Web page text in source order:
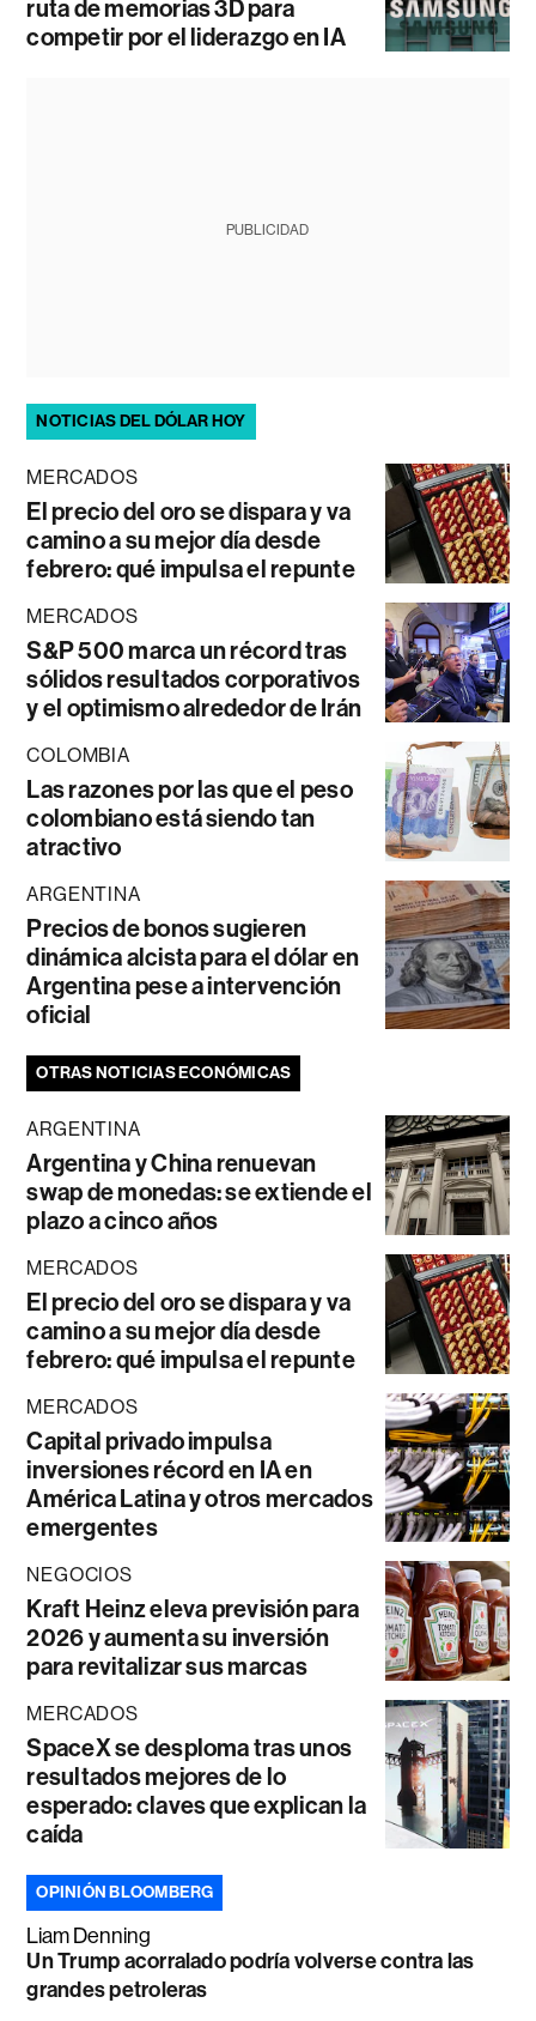
ruta de memorias 3D para
competir por el liderazgo en IA
PUBLICIDAD
NOTICIAS DEL DÓLAR HOY
MERCADOS
El precio del oro se dispara y va
camino a su mejor día desde
febrero: qué impulsa el repunte
MERCADOS
S&P 500 marca un récord tras
sólidos resultados corporativos
y el optimismo alrededor de Irán
COLOMBIA
Las razones por las que el peso
colombiano está siendo tan
atractivo
ARGENTINA
Precios de bonos sugieren
dinámica alcista para el dólar en
Argentina pese a intervención
oficial
OTRAS NOTICIAS ECONÓMICAS
ARGENTINA
Argentina y China renuevan
swap de monedas: se extiende el
plazo a cinco años
MERCADOS
El precio del oro se dispara y va
camino a su mejor día desde
febrero: qué impulsa el repunte
MERCADOS
Capital privado impulsa
inversiones récord en IA en
América Latina y otros mercados
emergentes
NEGOCIOS
Kraft Heinz eleva previsión para
2026 y aumenta su inversión
para revitalizar sus marcas
MERCADOS
SpaceX se desploma tras unos
resultados mejores de lo
esperado: claves que explican la
caída
OPINIÓN BLOOMBERG
Liam Denning
Un Trump acorralado podría volverse contra las
grandes petroleras